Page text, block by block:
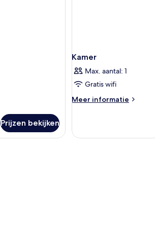
Prijzen bekijken
Kamer
Max. aantal: 1
Gratis wifi
Meer informatie
Meer